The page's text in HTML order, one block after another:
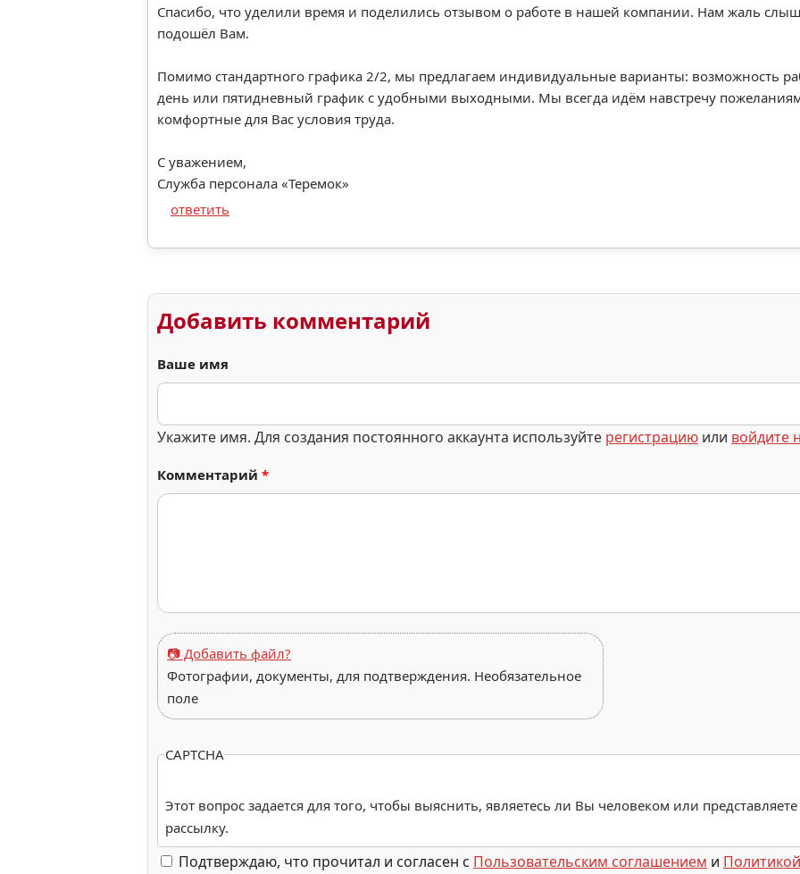
Спасибо, что уделили время и поделились отзывом о работе в нашей компании. Нам жаль
подошёл Вам.
Помимо стандартного графика 2/2, мы предлагаем индивидуальные варианты: возможность
день или пятидневный график с удобными выходными. Мы всегда идём навстречу
комфортные для Вас условия труда.
С уважением,
Служба персонала «Теремок»
ответить
Добавить комментарий
Ваше имя
Укажите имя. Для создания постоянного аккаунта используйте регистрацию или войдите
Комментарий *
📷 Добавить файл?
Фотографии, документы, для подтверждения. Необязательное
поле
CAPTCHA
Этот вопрос задается для того, чтобы выяснить, являетесь ли Вы человеком или
рассылку.
Подтверждаю, что прочитал и согласен с Пользовательским соглашением и